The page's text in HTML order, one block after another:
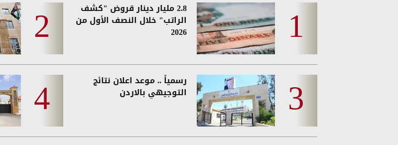
2.8 مليار دينار قروض "كشف
الراتب" خلال النصف الأول من
2026
رسمياً .. موعد اعلان نتائج
التوجيهي بالاردن